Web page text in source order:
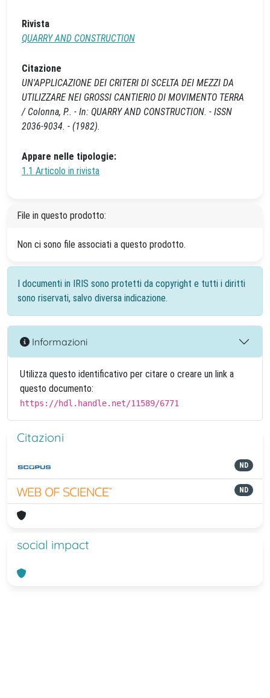
Rivista
QUARRY AND CONSTRUCTION
Citazione
UN'APPLICAZIONE DEI CRITERI DI SCELTA DEI MEZZI DA
UTILIZZARE NEI GROSSI CANTIERIO DI MOVIMENTO TERRA
/ Colonna, P.. - In: QUARRY AND CONSTRUCTION. - ISSN
2036-9034. - (1982).
Appare nelle tipologie:
1.1 Articolo in rivista
File in questo prodotto:
Non ci sono file associati a questo prodotto.
I documenti in IRIS sono protetti da copyright e tutti i diritti
sono riservati, salvo diversa indicazione.
Informazioni
Utilizza questo identificativo per citare o creare un link a
questo documento:
https://hdl.handle.net/11589/6771
Citazioni
ND
ND
social impact